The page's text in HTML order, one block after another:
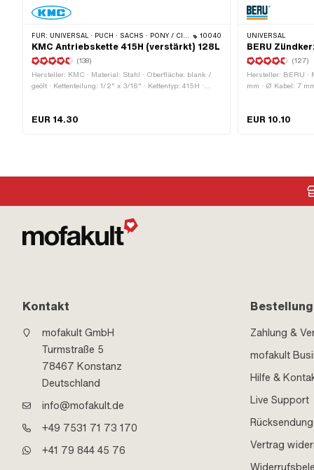
FÜR: UNIVERSAL · PUCH · SACHS · PONY / CILO (BETA 521 & 512) · ZÜNDAPP BELMONDO · TOMOS · BYE BIKE · ALPA CHOPPER / TURBO · CILO 10040
KMC Antriebskette 415H (verstärkt) 128L
(138)
Hersteller: KMC · Material: Stahl · Oberfläche: blank /
geölt · Kettenteilung: 1/2" x 3/16" · Kettentyp: 415H ·
· Ø Stift: 3.94 mm · Farbe: grau
EUR 14.30
UNIVERSAL
BERU
(127)
Hersteller: BERU ·
mm · Ø Kabel: 7
Pony OEM-Nr.:
EUR 10.10
Kontakt
mofakult GmbH
Turmstraße 5
78467 Konstanz
Deutschland
info@mofakult.de
+49 7531 71 73 170
+41 79 844 45 76
Bestellung
Zahlung &
mofakult
Hilfe &
Live Support
Vertrag